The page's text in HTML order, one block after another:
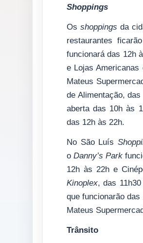
Shoppings
Os shoppings da
restaurantes
funcionará das 12h
e Lojas
Mateus
de Alimentação,
aberta das 10h às
das 12h às 22h.
No São Luís
oDanny’s Park
12h às 22h e
Kinoplex, das
que funcionarão
Mateus
Trânsito